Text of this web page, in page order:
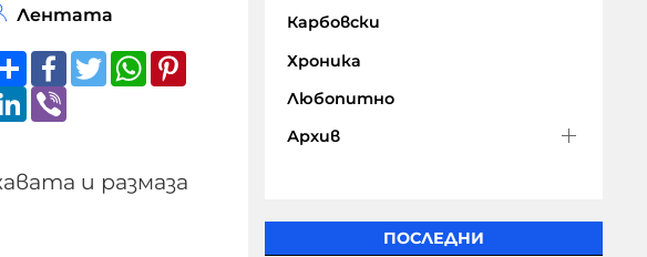
Лентата
ShareFacebook
TwitterWhatsApp
Pinterest
LinkedIn
Viber
и размаза
Карбовски
Хроника
Любопитно
Архив
ПОСЛЕДНИ